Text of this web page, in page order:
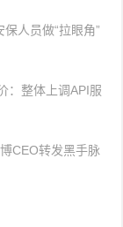
人员做“拉眼角”
：整体上调API服
CEO转发黑手脉